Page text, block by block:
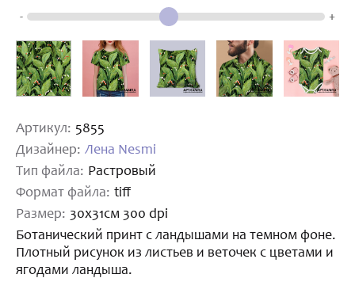
- +
Артикул: 5855
Дизайнер: Лена Nesmi
Тип файла: Растровый
Формат файла: tiff
Размер: 30х31см 300 dpi
Ботанический принт с ландышами на темном фоне.
Плотный рисунок из листьев и веточек с цветами и
ягодами ландыша.